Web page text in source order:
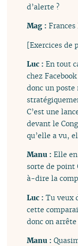
d’alerte ?
Mag :
[Exercices de
Luc :En tout
chez
donc un
C’est une
devant le
qu’elle a vu,
Manu :Elle
sorte de point
à-dire la
Luc :Tu veux
cette
donc on arrête
Manu :